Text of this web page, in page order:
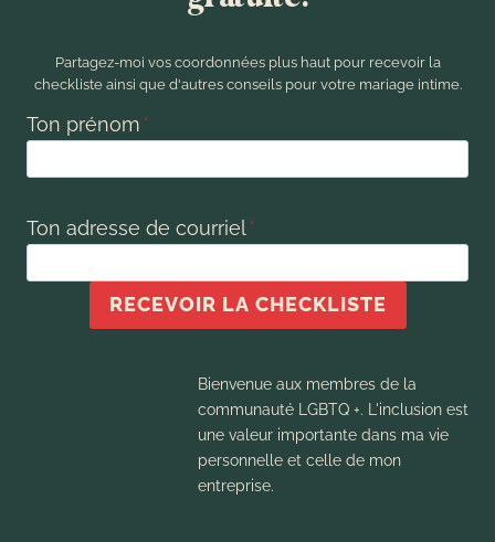
Partagez-moi vos coordonnées plus haut pour recevoir la
checkliste ainsi que d'autres conseils pour votre mariage intime.
Ton prénom*
Ton adresse de courriel*
RECEVOIR LA CHECKLISTE
Bienvenue aux membres de la
communauté LGBTQ +. L'inclusion est
une valeur importante dans ma vie
personnelle et celle de mon
entreprise.